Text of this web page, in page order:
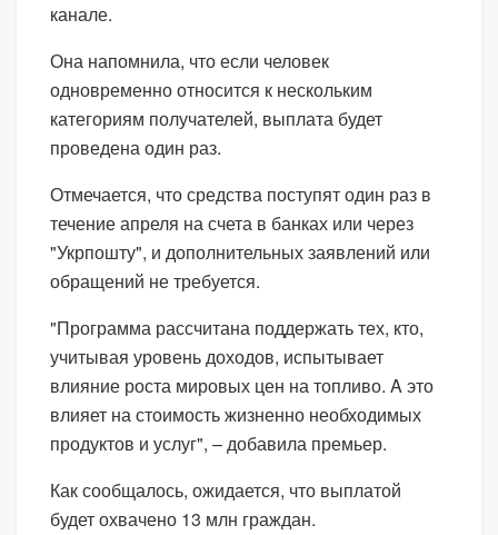
канале.
Она напомнила, что если человек
одновременно относится к нескольким
категориям получателей, выплата будет
проведена один раз.
Отмечается, что средства поступят один раз в
течение апреля на счета в банках или через
"Укрпошту", и дополнительных заявлений или
обращений не требуется.
"Программа рассчитана поддержать тех, кто,
учитывая уровень доходов, испытывает
влияние роста мировых цен на топливо. A это
влияет на стоимость жизненно необходимых
продуктов и услуг", – добавила премьер.
Как сообщалось, ожидается, что выплатой
будет охвачено 13 млн граждан.